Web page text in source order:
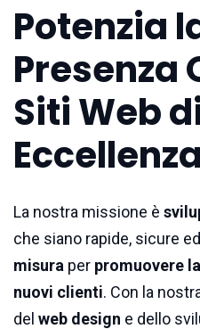
Potenzia
Presenza
Siti Web
La nostra missione è
che siano rapide, sicure
misura per promuovere
nuovi clienti. Con la
del web design e dello